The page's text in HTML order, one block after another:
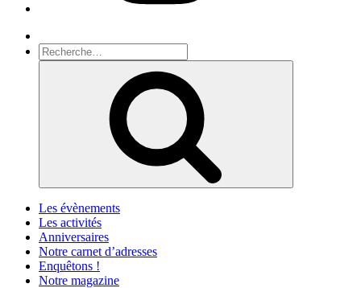
Recherche
pour
Les évènements
Les activités
Anniversaires
Notre carnet d’adresses
Enquêtons !
Notre magazine